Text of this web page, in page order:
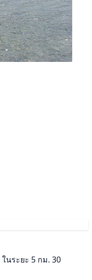
ในระยะ 5 กม. 30